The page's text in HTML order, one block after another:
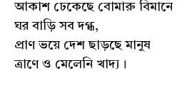
আকাশ ঢেকেছে বোমারু বিমানে
ঘর বাড়ি সব দগ্ধ,
প্রাণ ভয়ে দেশ ছাড়ছে মানুষ
ত্রাণে ও মেলেনি খাদ্য।